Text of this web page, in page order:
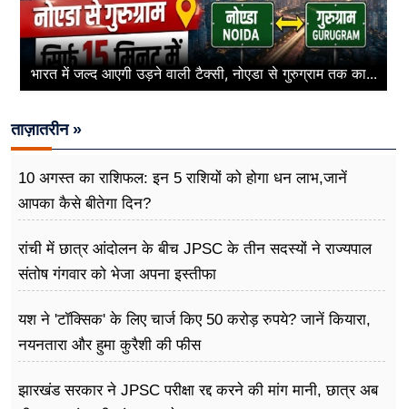
भारत में जल्द आएगी उड़ने वाली टैक्सी, नोएडा से गुरुग्राम तक का...
ताज़ातरीन »
10 अगस्त का राशिफल: इन 5 राशियों को होगा धन लाभ,जानें
आपका कैसे बीतेगा दिन?
रांची में छात्र आंदोलन के बीच JPSC के तीन सदस्यों ने राज्यपाल
संतोष गंगवार को भेजा अपना इस्तीफा
यश ने 'टॉक्सिक' के लिए चार्ज किए 50 करोड़ रुपये? जानें कियारा,
नयनतारा और हुमा कुरैशी की फीस
झारखंड सरकार ने JPSC परीक्षा रद्द करने की मांग मानी, छात्र अब